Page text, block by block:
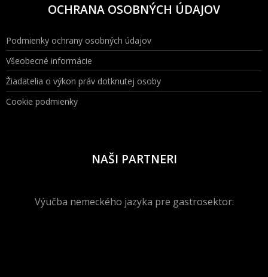
OCHRANA OSOBNÝCH ÚDAJOV
Podmienky ochrany osobných údajov
Všeobecné informácie
Žiadatelia o výkon práv dotknutej osoby
Cookie podmienky
NAŠI PARTNERI
Výučba nemeckého jazyka pre gastrosektor: